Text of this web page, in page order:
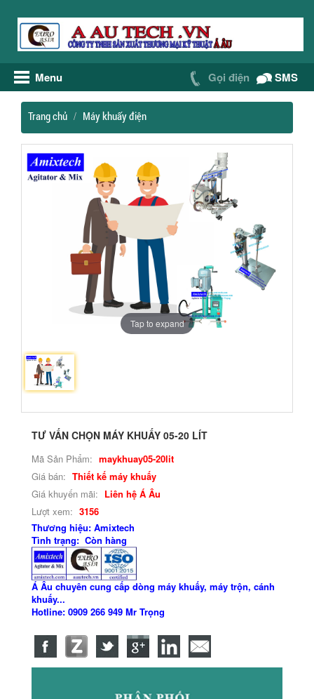
Menu Gọi điện SMS
Trang chủ Máy khuấy điện
Tap to expand
TƯ VẤN CHỌN MÁY KHUẤY 05-20 LÍT
Mã Sản Phẩm: maykhuay05-20lit
Giá bán: Thiết kế máy khuấy
Giá khuyến mãi: Liên hệ Á Âu
Lượt xem: 3156
Thương hiệu: Amixtech
Tình trạng: Còn hàng
Á Âu chuyên cung cấp dòng máy khuấy, máy trộn, cánh
khuấy...
Hotline: 0909 266 949 Mr Trọng